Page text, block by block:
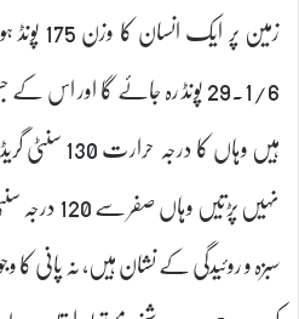
زمین
29.1/6 پونڈ رہ جائے گا اور
ہیں وہاں کا
نہیں
سبزہ و روئیدگی کے نشان ہیں، نہ پانی کا